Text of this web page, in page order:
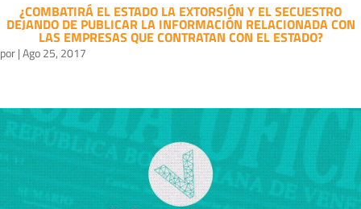
¿COMBATIRÁ EL ESTADO LA EXTORSIÓN Y EL SECUESTRO
DEJANDO DE PUBLICAR LA INFORMACIÓN RELACIONADA CON
LAS EMPRESAS QUE CONTRATAN CON EL ESTADO?
por|Ago 25, 2017